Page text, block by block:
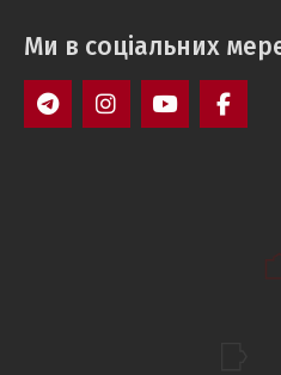
Ми в соціальних